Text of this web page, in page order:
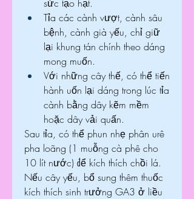
sức tạo hạt.
Tỉa các cành vượt, cành sâu
bệnh, cành già yếu, chỉ giữ
lại khung tán chính theo dáng
mong muốn.
Với những cây thế, có thể tiến
hành uốn lại dáng trong lúc tỉa
cành bằng dây kẽm mềm
hoặc dây vải quấn.
Sau tỉa, có thể phun nhẹ phân urê
pha loãng (1 muỗng cà phê cho
10 lít nước) để kích thích chồi lá.
Nếu cây yếu, bổ sung thêm thuốc
kích thích sinh trưởng GA3 ở liều